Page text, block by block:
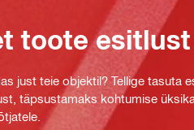
toote esitlust
just teie objektil? Tellige tasuta
täpsustamaks kohtumise